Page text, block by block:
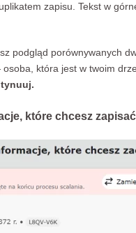
zapisu. Tekst w
podgląd porównywanych
która jest w twoim
które chcesz